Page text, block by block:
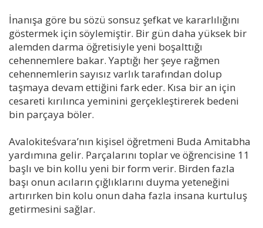
İnanışa göre bu sözü sonsuz şefkat ve kararlılığını
göstermek için söylemiştir. Bir gün daha yüksek bir
alemden darma öğretisiyle yeni boşalttığı
cehennemlere bakar. Yaptığı her şeye rağmen
cehennemlerin sayısız varlık tarafından dolup
taşmaya devam ettiğini fark eder. Kısa bir an için
cesareti kırılınca yeminini gerçekleştirerek bedeni
bin parçaya böler.
Avalokiteśvara’nın kişisel öğretmeni Buda Amitabha
yardımına gelir. Parçalarını toplar ve öğrencisine 11
başlı ve bin kollu yeni bir form verir. Birden fazla
başı onun acıların çığlıklarını duyma yeteneğini
artırırken bin kolu onun daha fazla insana kurtuluş
getirmesini sağlar.